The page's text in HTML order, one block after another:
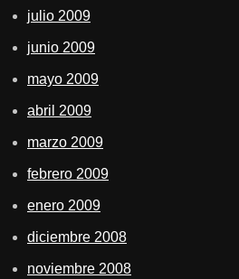
julio 2009
junio 2009
mayo 2009
abril 2009
marzo 2009
febrero 2009
enero 2009
diciembre 2008
noviembre 2008